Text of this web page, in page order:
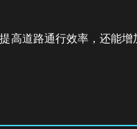
高道路通行效率，还能